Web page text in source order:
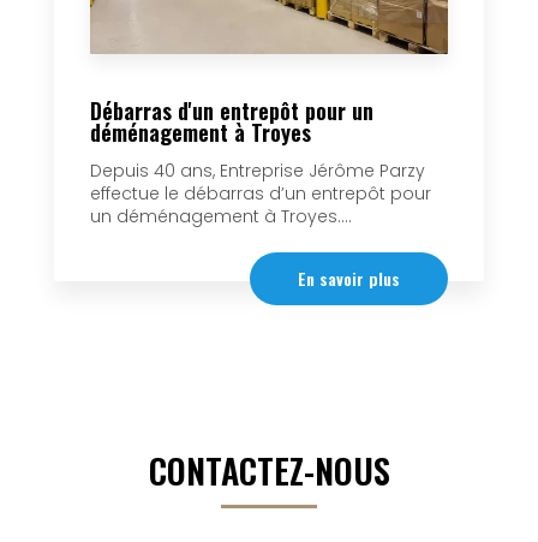
Débarras d'un entrepôt pour un
déménagement à Troyes
Depuis 40 ans, Entreprise Jérôme Parzy
effectue le débarras d’un entrepôt pour
un déménagement à Troyes....
En savoir plus
CONTACTEZ-NOUS